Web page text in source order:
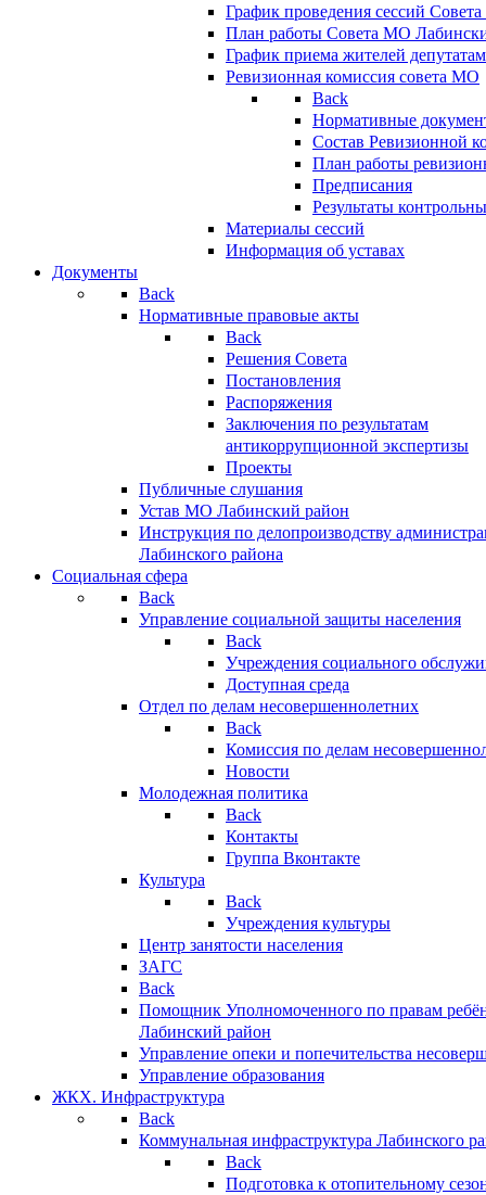
График проведения сессий
План работы Совета МО
График приема жителей
Ревизионная комиссия совета МО
Back
Нормативные
Состав Ревизионной
План работы
Предписания
Результаты
Материалы сессий
Информация об уставах
Документы
Back
Нормативные правовые акты
Back
Решения Совета
Постановления
Распоряжения
Заключения по результатам
антикоррупционной экспертизы
Проекты
Публичные слушания
Устав МО Лабинский район
Инструкция по делопроизводству
Лабинского района
Социальная сфера
Back
Управление социальной защиты населения
Back
Учреждения социального
Доступная среда
Отдел по делам несовершеннолетних
Back
Комиссия по делам
Новости
Молодежная политика
Back
Контакты
Группа Вконтакте
Культура
Back
Учреждения культуры
Центр занятости населения
ЗАГС
Back
Помощник Уполномоченного по правам
Лабинский район
Управление опеки и попечительства
Управление образования
ЖКХ. Инфраструктура
Back
Коммунальная инфраструктура Лабинского
Back
Подготовка к отопительному